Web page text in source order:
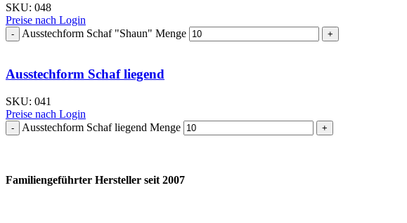
SKU: 048
Preise nach Login
Ausstechform Schaf "Shaun" Menge
Ausstechform Schaf liegend
SKU: 041
Preise nach Login
Ausstechform Schaf liegend Menge
Familiengeführter Hersteller seit 2007